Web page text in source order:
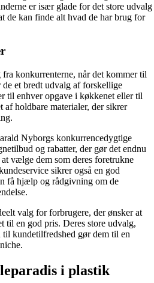
er især glade for det store udvalg
de kan finde alt hvad de har brug for
konkurrenterne, når det kommer til
et bredt udvalg af forskellige
til enhver opgave i køkkenet eller til
af holdbare materialer, der sikrer
Nyborgs konkurrencedygtige
og rabatter, der gør det endnu
vælge dem som deres foretrukne
sikrer også en god
få hjælp og rådgivning om de
valg for forbrugere, der ønsker at
til en god pris. Deres store udvalg,
kundetilfredshed gør dem til en
i plastik